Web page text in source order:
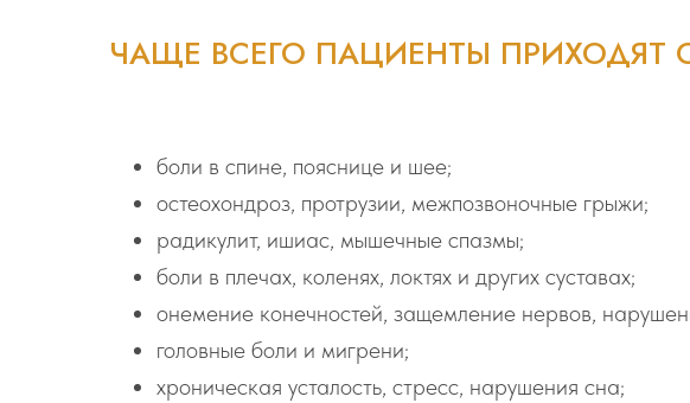
ЧАЩЕ ВСЕГО ПАЦИЕНТЫ ПРИХОДЯТ
боли в спине, пояснице и шее;
остеохондроз, протрузии, межпозвоночные грыжи;
радикулит, ишиас, мышечные спазмы;
боли в плечах, коленях, локтях и других суставах;
онемение конечностей, защемление нервов,
головные боли и мигрени;
хроническая усталость, стресс, нарушения сна;